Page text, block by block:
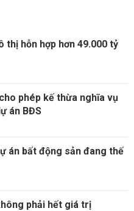
thị hỗn hợp hơn 49.000 tỷ
phép kế thừa nghĩa vụ
án BĐS
án bất động sản đang thế
phải hết giá trị